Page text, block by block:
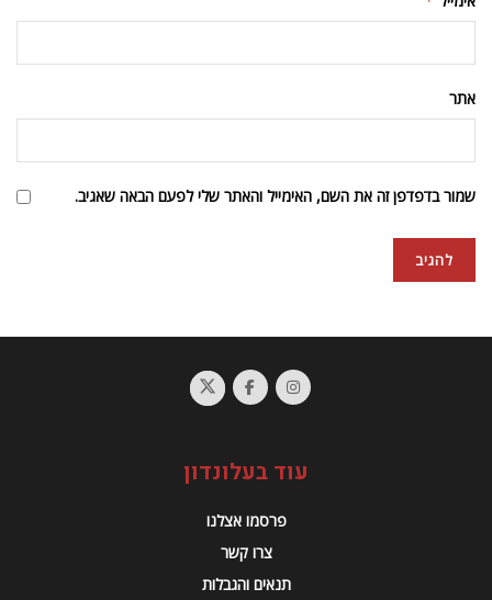
אתר
שמור בדפדפן זה את השם, האימייל והאתר שלי לפעם הבאה שאגיב.
עוד בעלונדון
פרסמו אצלנו
צרו קשר
תנאים והגבלות